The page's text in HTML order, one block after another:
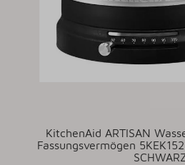
KitchenAid ARTISAN
Fassungsvermögen